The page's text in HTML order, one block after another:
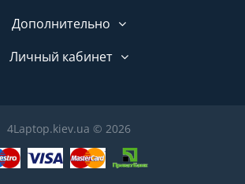
Дополнительно
Личный кабинет
4Laptop.kiev.ua © 2026